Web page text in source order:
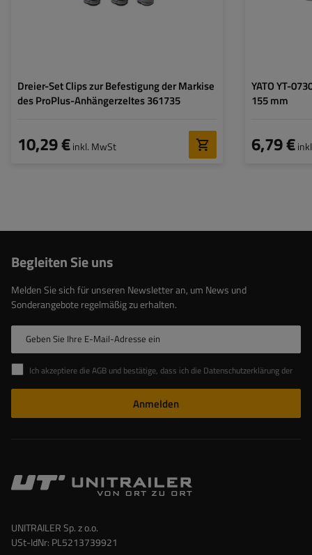
Dreier-Set Clips zur Befestigung der Markise
des ProPlus-Anhängerzeltes 361735
10,29 €inkl. MwSt
YATO YT-
155 mm
6,79 €
Begleiten Sie uns
Melden Sie sich für unseren Newsletter an, um News und
Sonderangebote regelmäßig zu erhalten.
Geben Sie Ihre E-Mail-Adresse ein
Ich akzeptiere die AGB und bestätige, dass ich die Datenschutzerklärung der Website zur Kenntnis genommen habe
Anmelden
UNITRAILER Sp. z o.o.
USt-IdNr: PL5213739921